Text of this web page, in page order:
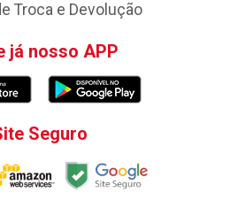
Troca e Devolução
já nosso APP
Seguro